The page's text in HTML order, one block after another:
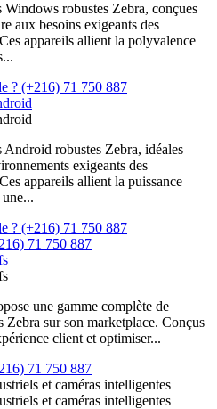
Windows robustes Zebra, conçues
aux besoins exigeants des
appareils allient la polyvalence
? (+216) 71 750 887
Android robustes Zebra, idéales
exigeants des
appareils allient la puissance
? (+216) 71 750 887
71 750 887
une gamme complète de
Zebra sur son marketplace. Conçus
client et optimiser...
71 750 887
et caméras intelligentes
et caméras intelligentes